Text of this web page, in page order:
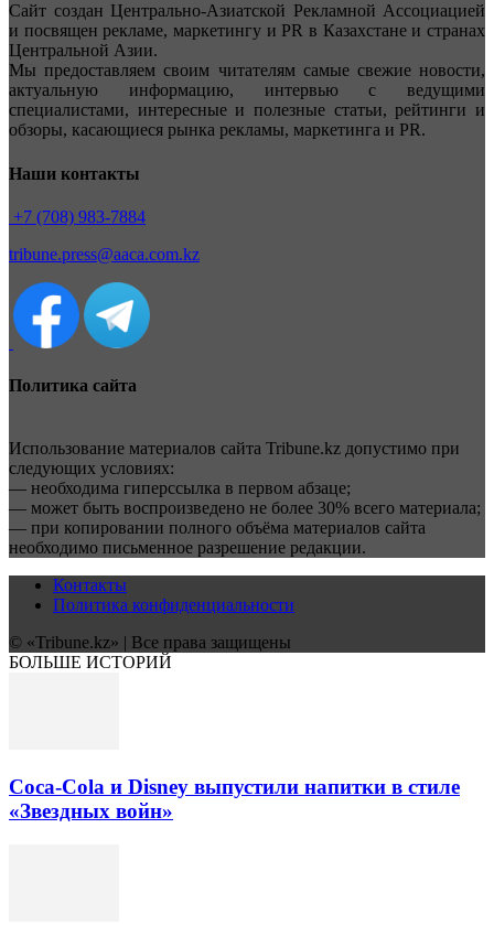
Сайт создан Центрально-Азиатской Рекламной Ассоциацией
и посвящен рекламе, маркетингу и PR в Казахстане и странах
Центральной Азии.
Мы предоставляем своим читателям самые свежие новости,
актуальную информацию, интервью с ведущими
специалистами, интересные и полезные статьи, рейтинги и
обзоры, касающиеся рынка рекламы, маркетинга и PR.
Наши контакты
+7 (708) 983-7884
tribune.press@aaca.com.kz
Политика сайта
Использование материалов сайта Tribune.kz допустимо при
следующих условиях:
— необходима гиперссылка в первом абзаце;
— может быть воспроизведено не более 30% всего материала;
— при копировании полного объёма материалов сайта
необходимо письменное разрешение редакции.
Контакты
Политика конфиденциальности
© «Tribune.kz» | Все права защищены
БОЛЬШЕ ИСТОРИЙ
Coca-Cola и Disney выпустили напитки в стиле
«Звездных войн»